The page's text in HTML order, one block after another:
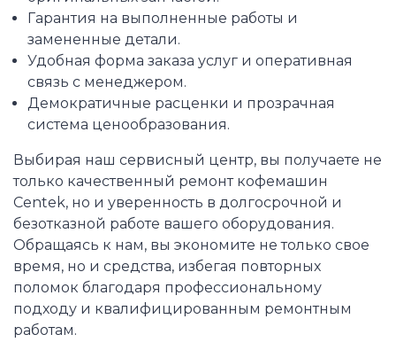
Гарантия на выполненные работы и
замененные детали.
Удобная форма заказа услуг и оперативная
связь с менеджером.
Демократичные расценки и прозрачная
система ценообразования.
Выбирая наш сервисный центр, вы получаете не
только качественный ремонт кофемашин
Centek, но и уверенность в долгосрочной и
безотказной работе вашего оборудования.
Обращаясь к нам, вы экономите не только свое
время, но и средства, избегая повторных
поломок благодаря профессиональному
подходу и квалифицированным ремонтным
работам.